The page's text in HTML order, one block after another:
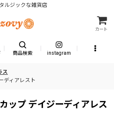
ルジックな雑貨店
カート
商品検索 instagram
ス
ディアレスト
ップ デイジーディアレス